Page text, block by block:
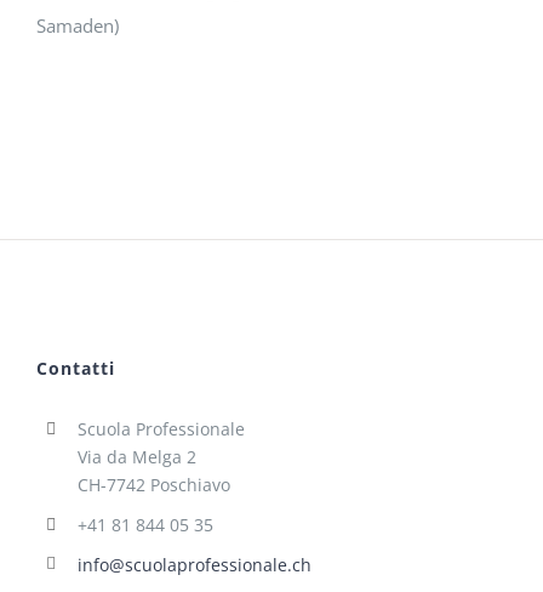
Samaden)
Contatti
Scuola Professionale
Via da Melga 2
CH-7742 Poschiavo
+41 81 844 05 35
info@scuolaprofessionale.ch